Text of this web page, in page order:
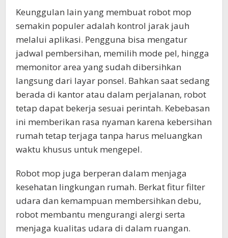
Keunggulan lain yang membuat robot mop
semakin populer adalah kontrol jarak jauh
melalui aplikasi. Pengguna bisa mengatur
jadwal pembersihan, memilih mode pel, hingga
memonitor area yang sudah dibersihkan
langsung dari layar ponsel. Bahkan saat sedang
berada di kantor atau dalam perjalanan, robot
tetap dapat bekerja sesuai perintah. Kebebasan
ini memberikan rasa nyaman karena kebersihan
rumah tetap terjaga tanpa harus meluangkan
waktu khusus untuk mengepel.
Robot mop juga berperan dalam menjaga
kesehatan lingkungan rumah. Berkat fitur filter
udara dan kemampuan membersihkan debu,
robot membantu mengurangi alergi serta
menjaga kualitas udara di dalam ruangan.